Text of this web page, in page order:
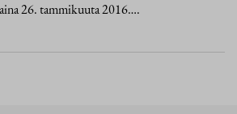
26. tammikuuta 2016….